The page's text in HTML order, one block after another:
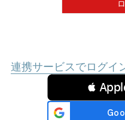
連携サービスでログイ
 Apple